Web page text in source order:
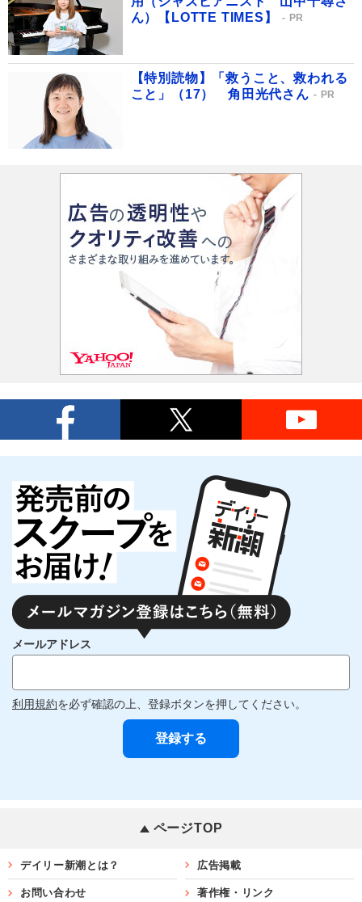
ん）【LOTTE TIMES】
PR
【特別読物】「救うこと、救われる
こと」（17） 角田光代さん
PR
メールアドレス
利用規約を必ず確認の上、登録ボタンを押してください。
ページTOP
デイリー新潮とは？ 広告掲載
お問い合わせ 著作権・リンク